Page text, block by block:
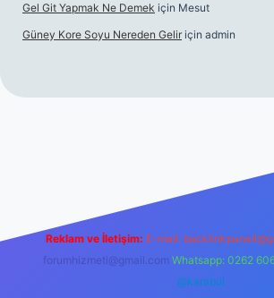
Gel Git Yapmak Ne Demek için Mesut
Güney Kore Soyu Nereden Gelir için admin
Reklam ve İletişim: E-mail:
forumhizmeti@gmail.com Whatsapp: 0262
@karabul